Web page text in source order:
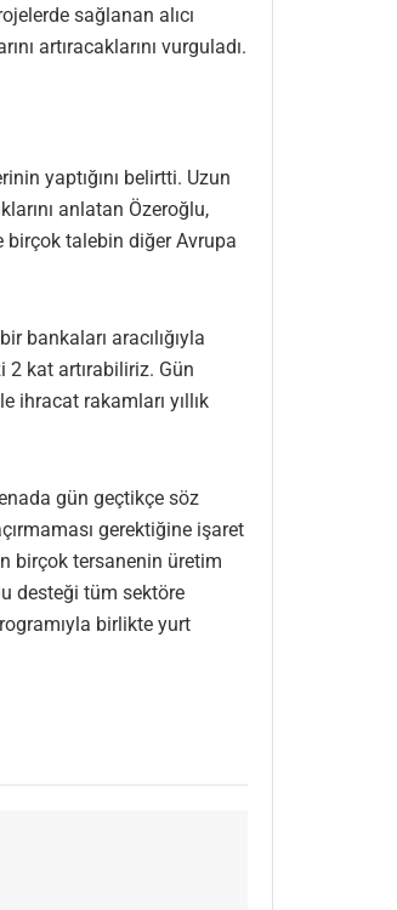
sağlanan alıcı
artıracaklarını vurguladı.
yaptığını belirtti. Uzun
anlatan Özeroğlu,
birçok talebin diğer Avrupa
bankaları aracılığıyla
2 kat artırabiliriz. Gün
ihracat rakamları yıllık
gün geçtikçe söz
gerektiğine işaret
birçok tersanenin üretim
desteği tüm sektöre
birlikte yurt